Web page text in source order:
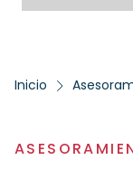
Inicio